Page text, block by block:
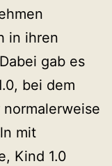
in ihren
gab es
bei dem
mit
Kind 1.0